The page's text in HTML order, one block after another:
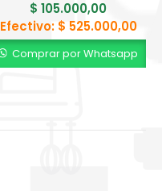
$ 105.000,00
Efectivo: $ 525.000,00
Comprar por Whatsapp